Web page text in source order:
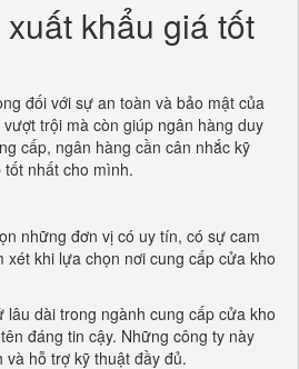
khẩu giá tốt
đối với sự an toàn và bảo mật của
trội mà còn giúp ngân hàng duy
cấp, ngân hàng cần cân nhắc kỹ
nhất cho mình.
những đơn vị có uy tín, có sự cam
khi lựa chọn nơi cung cấp cửa kho
dài trong ngành cung cấp cửa kho
đáng tin cậy. Những công ty này
hỗ trợ kỹ thuật đầy đủ.